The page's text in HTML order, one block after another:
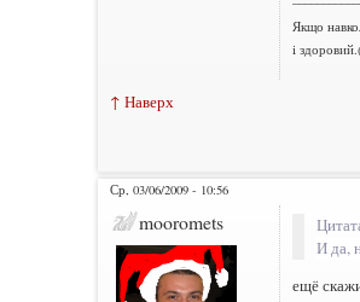
Якщо
і
↑ Наверх
Ср, 03/06/2009 - 10:56
mooromets
И да,
ещё